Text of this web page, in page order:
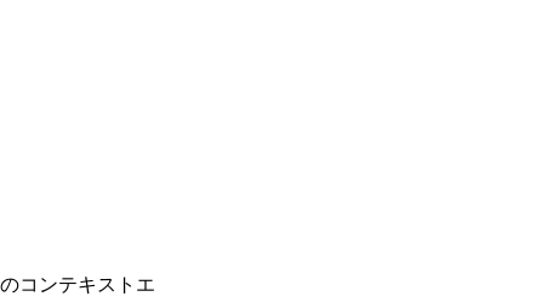
コンテキストエ